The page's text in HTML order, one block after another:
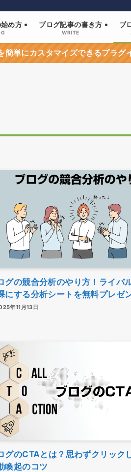
め方 ブログ記事の書き方
WRITE
ブ
単にカスタマイズできるプラグ
グの競合分析のやり方！ライバ
にする分析シートを無料プレゼ
年11月13日
グのCTAとは？思わずクリック
喚起のコツ